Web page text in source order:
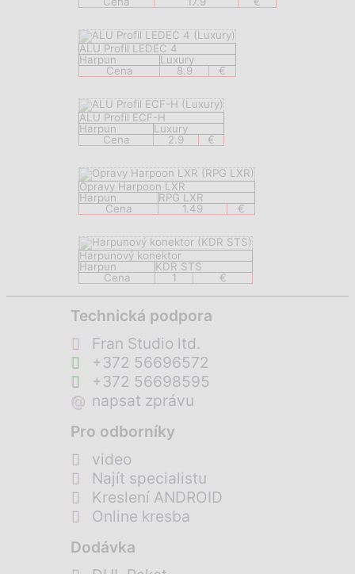
ALU Profil LEDEC 4
Harpun
Luxury
Cena
8.9 €
ALU Profil ECF-H
Harpun
Luxury
Cena
2.9 €
Opravy Harpoon LXR
Harpun
RPG LXR
Cena
1.49 €
Harpunový konektor
Harpun
KDR STS
Cena
1 €
Technická podpora
Fran Studio ltd.
+372 56696572
+372 56698595
@ napsat zprávu
Pro odborníky
video
Najít specialistu
Kreslení ANDROID
Online kresba
Dodávka